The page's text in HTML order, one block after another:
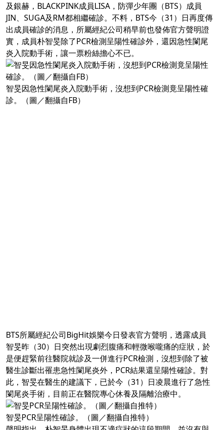
及銀赫，BLACKPINK成員LISA，防彈少年團（BTS）成員
JIN、SUGA及RM都相繼確診。不料，BTS今（31）日再度傳
出成員確診的消息，所屬經紀公司稍早前也發佈官方聲明證
實，成員朴智旻除了PCR檢測呈陽性確診外，還因急性闌尾
炎入院動手術，讓一票粉絲擔心不已。
智旻因急性闌尾炎入院動手術，沒想到PCR檢測竟呈陽性確
診。（圖／翻攝自FB）
BTS所屬經紀公司BigHit娛樂今日發表官方聲明，透露成員
智旻昨（30）日突然出現劇烈腹痛和輕微喉嚨痛的症狀，於
是便趕緊前往醫院就診及一併進行PCR檢測，沒想到除了被
醫生診斷出罹患急性闌尾炎外，PCR結果還呈陽性確診。對
此，智旻在醫生的建議下，已於今（31）日凌晨進行了急性
闌尾炎手術，目前正在醫院專心休養及隔離治療中。
智旻PCR呈陽性確診。（圖／翻攝自推特）